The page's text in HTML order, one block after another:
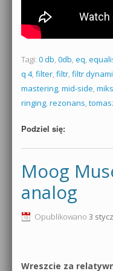
Tagi: 0 db, 0db, eq,
q 4, filter, filtr, filtr
mastering, mid-side, miks
ringing, rezonans,
Podziel się:
Moog
analog
Opublikowano 3
Wreszcie za